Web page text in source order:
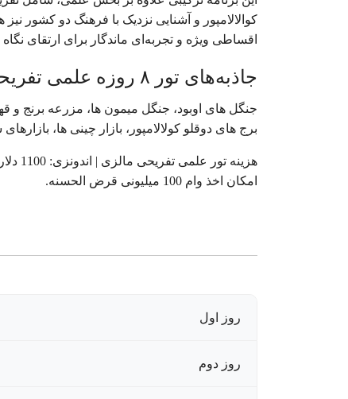
کوالالامپور و آشنایی نزدیک با فرهنگ دو کشور
اقساطی ویژه و تجربه‌ای ماندگار برای ارتقای
جاذبه‌های تور ۸ روزه علمی تفریحی مالزی | اندونزی شهریور
برج های دوقلو کولالامپور، بازار چینی ها، بازارهای
هزینه تور علمی تفریحی مالزی | اندونزی: 1100 دلار + پرواز
امکان اخذ وام 100 میلیونی قرض الحسنه.
روز اول
روز دوم